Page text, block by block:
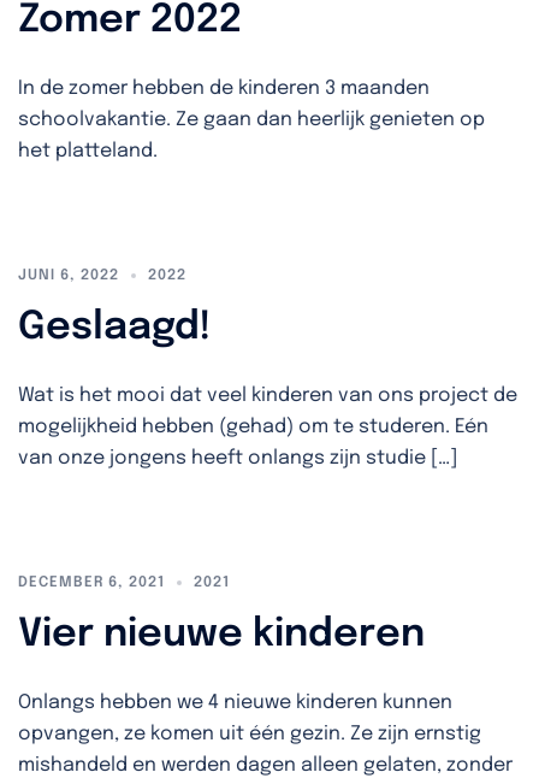
Zomer 2022
In de zomer hebben de kinderen 3 maanden
schoolvakantie. Ze gaan dan heerlijk genieten op
het platteland.
JUNI 6, 2022 2022
Geslaagd!
Wat is het mooi dat veel kinderen van ons project de
mogelijkheid hebben (gehad) om te studeren. Eén
van onze jongens heeft onlangs zijn studie […]
DECEMBER 6, 2021 2021
Vier nieuwe kinderen
Onlangs hebben we 4 nieuwe kinderen kunnen
opvangen, ze komen uit één gezin. Ze zijn ernstig
mishandeld en werden dagen alleen gelaten, zonder